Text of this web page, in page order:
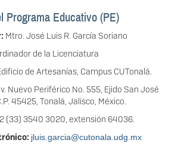
Programa Educativo (PE)
Mtro. José Luis R. García Soriano
de la Licenciatura
de Artesanías, Campus CUTonalá.
Nuevo Periférico No. 555, Ejido San José
45425, Tonalá, Jalisco, México.
(33) 3540 3020, extensión 64036.
jluis.garcia@cutonala.udg.mx